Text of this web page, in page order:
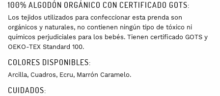
100% ALGODÓN ORGÁNICO CON CERTIFICADO GOTS:
Los tejidos utilizados para confeccionar esta prenda son
orgánicos y naturales, no contienen ningún tipo de tóxico ni
químicos perjudiciales para los bebés. Tienen certificado GOTS y
OEKO-TEX Standard 100.
COLORES DISPONIBLES:
Arcilla, Cuadros, Ecru, Marrón Caramelo.
CUIDADOS: